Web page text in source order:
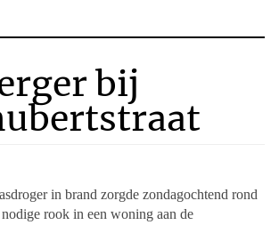
bij
in brand zorgde zondagochtend rond
rook in een woning aan de